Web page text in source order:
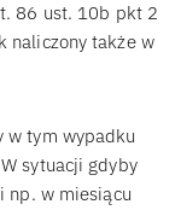
86 ust. 10b pkt 2
naliczony także w
w tym wypadku
sytuacji gdyby
np. w miesiącu